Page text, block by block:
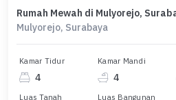
Mulyorejo, Surabaya
Kamar Tidur
4
Kamar Mandi
4
Luas Tanah Luas Bangunan